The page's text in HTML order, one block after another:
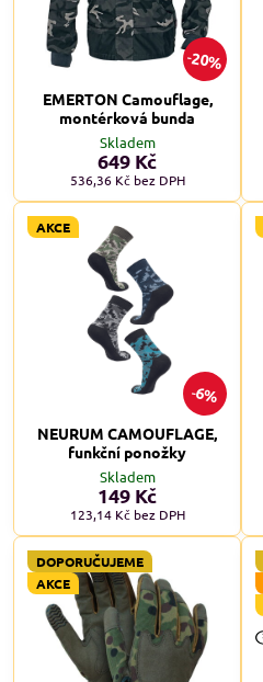
20%
EMERTON Camouflage,
montérková bunda
Skladem
649 Kč
536,36 Kč bez DPH
6%
AKCE
NEURUM CAMOUFLAGE,
funkční ponožky
Skladem
149 Kč
123,14 Kč bez DPH
DOPORUČUJEME
AKCE